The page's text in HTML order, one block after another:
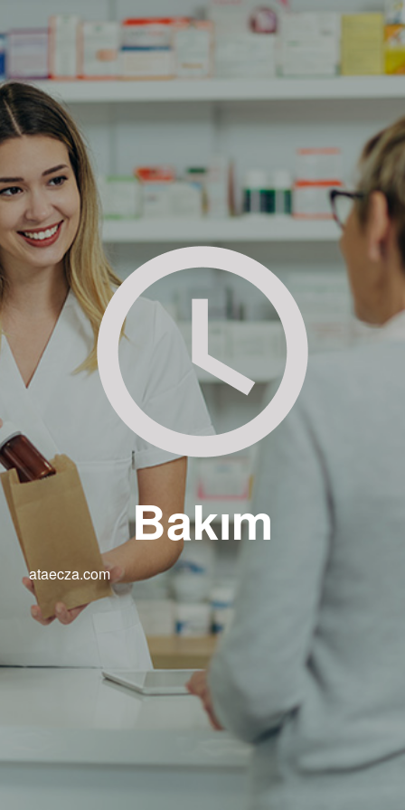
Bakım
ataecza.com